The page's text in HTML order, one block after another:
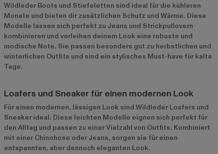
Wildleder Boots und Stiefeletten sind ideal für die kühleren
Monate und bieten dir zusätzlichen Schutz und Wärme. Diese
Modelle lassen sich perfekt zu Jeans und Strickpullovern
kombinieren und verleihen deinem Look eine robuste und
modische Note. Sie passen besonders gut zu herbstlichen und
winterlichen Outfits und sind ein stylisches Must-have für kalte
Tage.
Loafers und Sneaker für einen modernen Look
Für einen modernen, lässigen Look sind Wildleder Loafers und
Sneaker ideal. Diese leichten Modelle eignen sich perfekt für
den Alltag und passen zu einer Vielzahl von Outfits. Kombiniert
mit einer Chinohose oder Jeans, sorgen sie für einen
entspannten, aber dennoch eleganten Look.